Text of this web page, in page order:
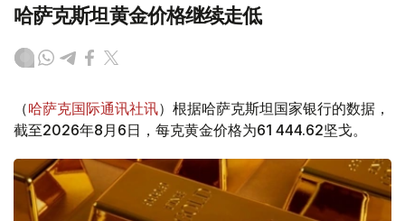
哈萨克斯坦黄金价格继续走低
（哈萨克国际通讯社讯）根据哈萨克斯坦国家银行的数据，
截至2026年8月6日，每克黄金价格为61 444.62坚戈。